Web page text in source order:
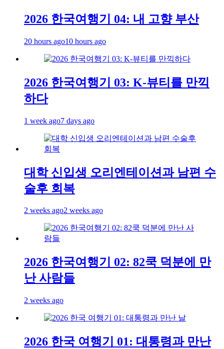
2026 한국여행기 04: 내 고향 부산
20 hours ago10 hours ago
2026 한국여행기 03: K-뷰티를 만끽
하다
1 week ago7 days ago
대학 신입생 오리엔테이션과 남편 수
술후 회복
2 weeks ago2 weeks ago
2026 한국여행기 02: 82쿡 덕분에 만
난 사람들
2 weeks ago
2026 한국 여행기 01: 대통령과 만난